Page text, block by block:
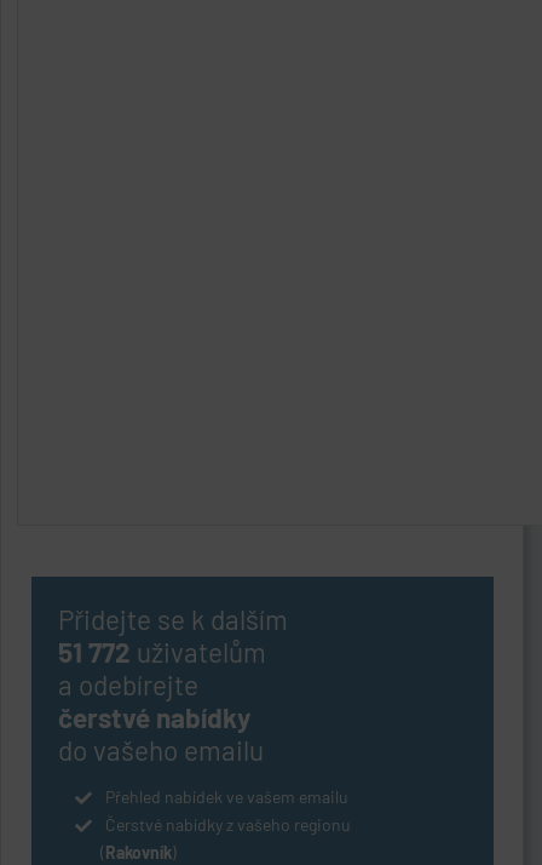
Přidejte se k dalším
51 772 uživatelům
a odebírejte
čerstvé nabídky
do vašeho emailu
Přehled nabídek ve vašem emailu
Čerstvé nabídky z vašeho regionu
(Rakovník)